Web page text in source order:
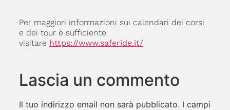
Per maggiori informazioni sui calendari dei corsi
e dei tour è sufficiente
visitare https://www.saferide.it/
Lascia un commento
Il tuo indirizzo email non sarà pubblicato. I campi